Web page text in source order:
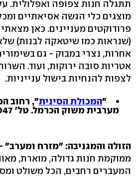
תתגלה חנות צפופה ואפלולית.
מוצגים כלי הגשה אסיאתיים
פרודוקטים מעניינים. כאן
(שנראות כמו שיטאקה לבנות)
אחרות, נצרי במבוק - גם
אטריות סובה ירוקות, ועוד.
לצפות להנחיות בישול ענייניות.
"המכולת הסינית
מערבית משוק הכרמל. טל' 03-5105047.
הזולה והמגניבה: "מזרח ומערב"
ממוקמת חנות גדולה, מוארת,
המעברים רחבים, הכל משולט